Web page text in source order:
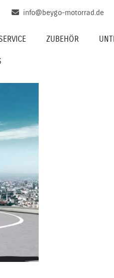
info@beygo-motorrad.de
ZUBEHÖR